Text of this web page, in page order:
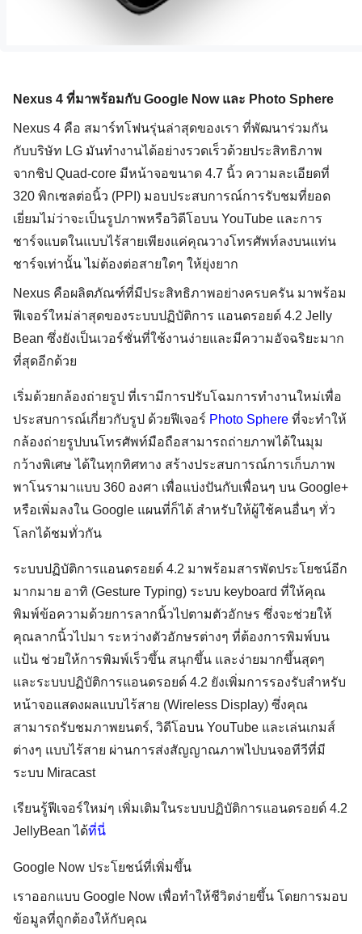
Nexus 4 ที่มาพร้อมกับ Google Now และ Photo Sphere
Nexus 4 คือ สมาร์ทโฟนรุ่นล่าสุดของเรา ที่พัฒนาร่วมกัน
กับบริษัท LG มันทำงานได้อย่างรวดเร็วด้วยประสิทธิภาพ
จากชิป Quad-core มีหน้าจอขนาด 4.7 นิ้ว ความละเอียดที่
320 พิกเซลต่อนิ้ว (PPI) มอบประสบการณ์การรับชมที่ยอด
เยี่ยมไม่ว่าจะเป็นรูปภาพหรือวิดีโอบน YouTube และการ
ชาร์จแบตในแบบไร้สายเพียงแค่คุณวางโทรศัพท์ลงบนแท่น
ชาร์จเท่านั้น ไม่ต้องต่อสายใดๆ ให้ยุ่งยาก
Nexus คือผลิตภัณฑ์ที่มีประสิทธิภาพอย่างครบครัน มาพร้อม
ฟีเจอร์ใหม่ล่าสุดของระบบปฏิบัติการ แอนดรอยด์ 4.2 Jelly
Bean ซึ่งยังเป็นเวอร์ชั่นที่ใช้งานง่ายและมีความอัจฉริยะมาก
ที่สุดอีกด้วย
เริ่มด้วยกล้องถ่ายรูป ที่เรามีการปรับโฉมการทำงานใหม่เพื่อ
ประสบการณ์เกี่ยวกับรูป ด้วยฟีเจอร์ Photo Sphere ที่จะทำให้
กล้องถ่ายรูปบนโทรศัพท์มือถือสามารถถ่ายภาพได้ในมุม
กว้างพิเศษ ได้ในทุกทิศทาง สร้างประสบการณ์การเก็บภาพ
พาโนรามาแบบ 360 องศา เพื่อแบ่งปันกับเพื่อนๆ บน Google+
หรือเพิ่มลงใน Google แผนที่ก็ได้ สำหรับให้ผู้ใช้คนอื่นๆ ทั่ว
โลกได้ชมทั่วกัน
ระบบปฏิบัติการแอนดรอยด์ 4.2 มาพร้อมสารพัดประโยชน์อีก
มากมาย อาทิ (Gesture Typing) ระบบ keyboard ที่ให้คุณ
พิมพ์ข้อความด้วยการลากนิ้วไปตามตัวอักษร ซึ่งจะช่วยให้
คุณลากนิ้วไปมา ระหว่างตัวอักษรต่างๆ ที่ต้องการพิมพ์บน
แป้น ช่วยให้การพิมพ์เร็วขึ้น สนุกขึ้น และง่ายมากขึ้นสุดๆ
และระบบปฏิบัติการแอนดรอยด์ 4.2 ยังเพิ่มการรองรับสำหรับ
หน้าจอแสดงผลแบบไร้สาย (Wireless Display) ซึ่งคุณ
สามารถรับชมภาพยนตร์, วิดีโอบน YouTube และเล่นเกมส์
ต่างๆ แบบไร้สาย ผ่านการส่งสัญญาณภาพไปบนจอทีวีที่มี
ระบบ Miracast
เรียนรู้ฟีเจอร์ใหม่ๆ เพิ่มเติมในระบบปฏิบัติการแอนดรอยด์ 4.2
JellyBean ได้ที่นี่
Google Now ประโยชน์ที่เพิ่มขึ้น
เราออกแบบ Google Now เพื่อทำให้ชีวิตง่ายขึ้น โดยการมอบ
ข้อมูลที่ถูกต้องให้กับคุณ